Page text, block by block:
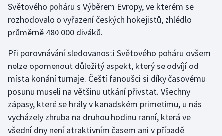
Světového poháru s Výběrem Evropy, ve kterém se
rozhodovalo o vyřazení českých hokejistů, zhlédlo
průměrně 480 000 diváků.
Při porovnávání sledovanosti Světového poháru ovšem
nelze opomenout důležitý aspekt, který se odvíjí od
místa konání turnaje. Čeští fanoušci si díky časovému
posunu museli na většinu utkání přivstat. Všechny
zápasy, které se hrály v kanadském primetimu, u nás
vycházely zhruba na druhou hodinu ranní, která ve
všední dny není atraktivním časem ani v případě